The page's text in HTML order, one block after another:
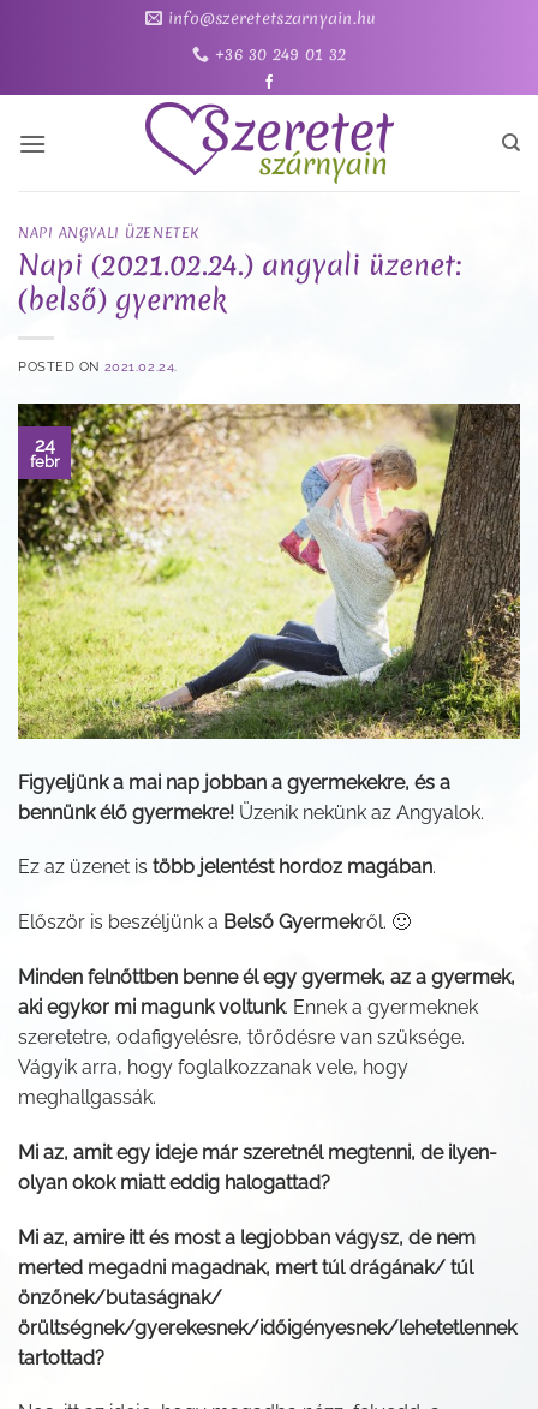
info@szeretetszarnyain.hu
+36 30 249 01 32
NAPI ANGYALI ÜZENETEK
Napi (2021.02.24.) angyali üzenet:
(belső) gyermek
POSTED ON 2021.02.24.
24
febr
Figyeljünk a mai nap jobban a gyermekekre, és a
bennünk élő gyermekre! Üzenik nekünk az Angyalok.
Ez az üzenet is több jelentést hordoz magában.
Először is beszéljünk a Belső Gyermekről. 🙂
Minden felnőttben benne él egy gyermek, az a gyermek,
aki egykor mi magunk voltunk. Ennek a gyermeknek
szeretetre, odafigyelésre, törődésre van szüksége.
Vágyik arra, hogy foglalkozzanak vele, hogy
meghallgassák.
Mi az, amit egy ideje már szeretnél megtenni, de ilyen-
olyan okok miatt eddig halogattad?
Mi az, amire itt és most a legjobban vágysz, de nem
merted megadni magadnak, mert túl drágának/ túl
önzőnek/butaságnak/
örültségnek/gyerekesnek/időigényesnek/lehetetlennek
tartottad?